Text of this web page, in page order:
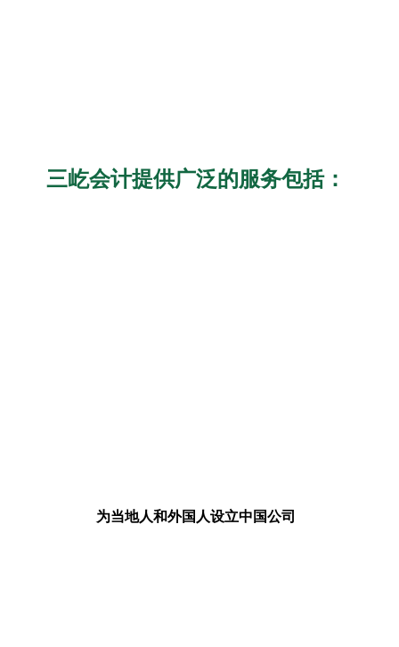
三屹会计提供广泛的服务包括：
为当地人和外国人设立中国公司